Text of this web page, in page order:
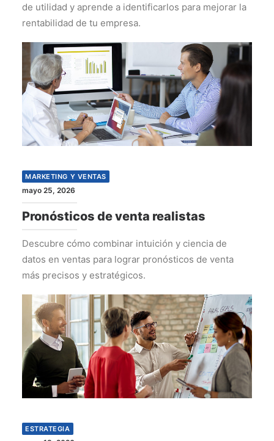
de utilidad y aprende a identificarlos para mejorar la
rentabilidad de tu empresa.
MARKETING Y VENTAS
mayo 25, 2026
Pronósticos de venta realistas
Descubre cómo combinar intuición y ciencia de
datos en ventas para lograr pronósticos de venta
más precisos y estratégicos.
ESTRATEGIA